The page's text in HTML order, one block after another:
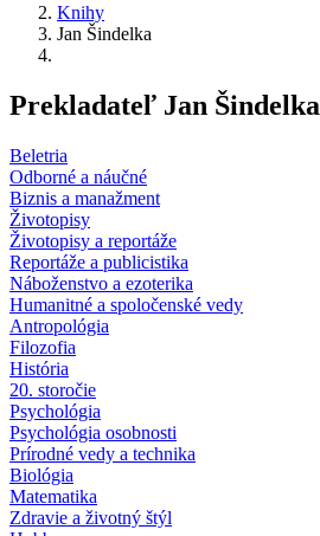
Knihy
Jan Šindelka
Prekladateľ Jan Šindelka
Beletria
Odborné a náučné
Biznis a manažment
Životopisy
Životopisy a reportáže
Reportáže a publicistika
Náboženstvo a ezoterika
Humanitné a spoločenské vedy
Antropológia
Filozofia
História
20. storočie
Psychológia
Psychológia osobnosti
Prírodné vedy a technika
Biológia
Matematika
Zdravie a životný štýl